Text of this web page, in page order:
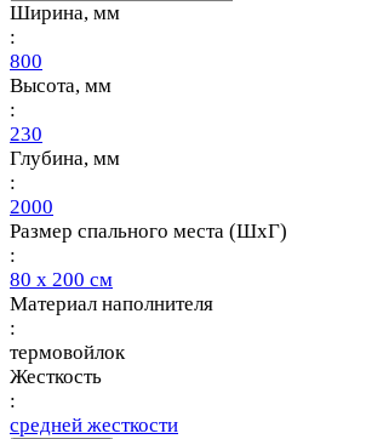
Ширина, мм
:
800
Высота, мм
:
230
Глубина, мм
:
2000
Размер спального места (ШхГ)
:
80 х 200 см
Материал наполнителя
:
термовойлок
Жесткость
:
средней жесткости